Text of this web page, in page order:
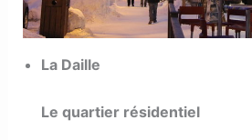
La Daille
Le quartier résidentiel